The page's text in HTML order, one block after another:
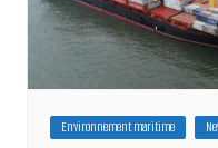
Environnement maritime